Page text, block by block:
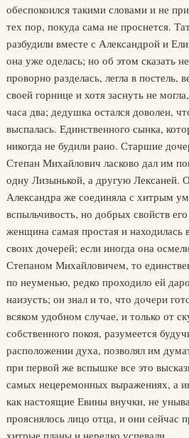
обеспокоился такими словами и не
тех пор, покуда сама не проснется.
разбудили вместе с Александрой и
она уже оделась; но об этом сказать
проворно разделась, легла в постель,
своей горнице и хотя заснуть не
часа два; дедушка остался доволен,
выспалась. Единственного сынка,
никогда не будили рано. Старшие
Степан Михайлович ласково дал им
одну Лизынькой, а другую Лексаней.
Александра же соединяла с хитрым
вспыльчивость, но добрых свойств
женщина самая простая и
своих дочерей; если иногда она
Степаном Михайловичем, то
по неуменью, редко проходило ей
наизусть; он знал и то, что дочери
всяком удобном случае, и только от
собственного покоя, разумеется
расположении духа, позволял им
при первой же вспышке все это
самых нецеремонных выражениях, а
как настоящие Евины внучки, не
прояснялось лицо отца, и они сейчас
хитрые планы и нередко успевали.